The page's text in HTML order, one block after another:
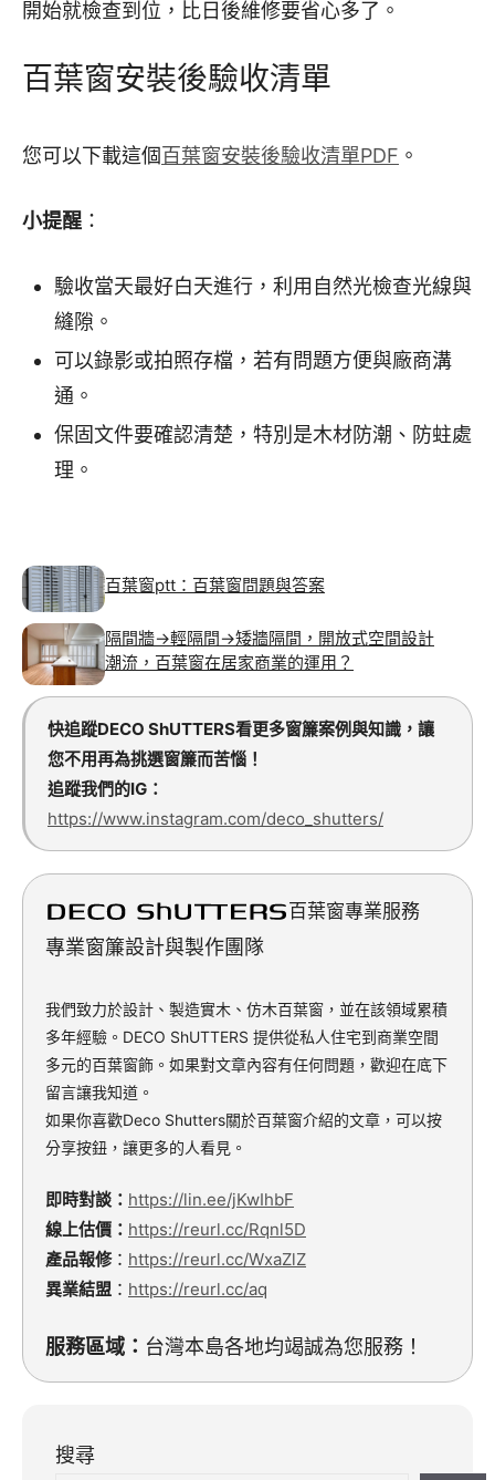
開始就檢查到位，比日後維修要省心多了。
百葉窗安裝後驗收清單
您可以下載這個百葉窗安裝後驗收清單PDF 。
小提醒 ：
驗收當天最好白天進行，利用自然光檢查光線與
縫隙。
可以錄影或拍照存檔，若有問題方便與廠商溝
通。
保固文件要確認清楚，特別是木材防潮、防蛀處
理。
百葉窗ptt：百葉窗問題與答案
隔間牆→輕隔間→矮牆隔間，開放式空間設計
潮流，百葉窗在居家商業的運用？
快追蹤DECO ShUTTERS看更多窗簾案例與知識，讓
您不用再為挑選窗簾而苦惱！
追蹤我們的IG：
https://www.instagram.com/deco_shutters/
百葉窗專業服務
專業窗簾設計與製作團隊
我們致力於設計、製造實木、仿木百葉窗，並在該領域累積
多年經驗。DECO ShUTTERS 提供從私人住宅到商業空間
多元的百葉窗飾。如果對文章內容有任何問題，歡迎在底下
留言讓我知道。
如果你喜歡Deco Shutters關於百葉窗介紹的文章，可以按
分享按鈕，讓更多的人看見。
即時對談： https://lin.ee/jKwIhbF
線上估價： https://reurl.cc/Rqnl5D
產品報修： https://reurl.cc/WxaZlZ
異業結盟 ： https://reurl.cc/aq
服務區域： 台灣本島各地均竭誠為您服務！
搜尋